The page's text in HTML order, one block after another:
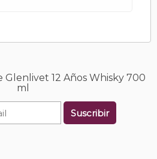
Glenlivet 12 Años Whisky 700
ml
Suscribir